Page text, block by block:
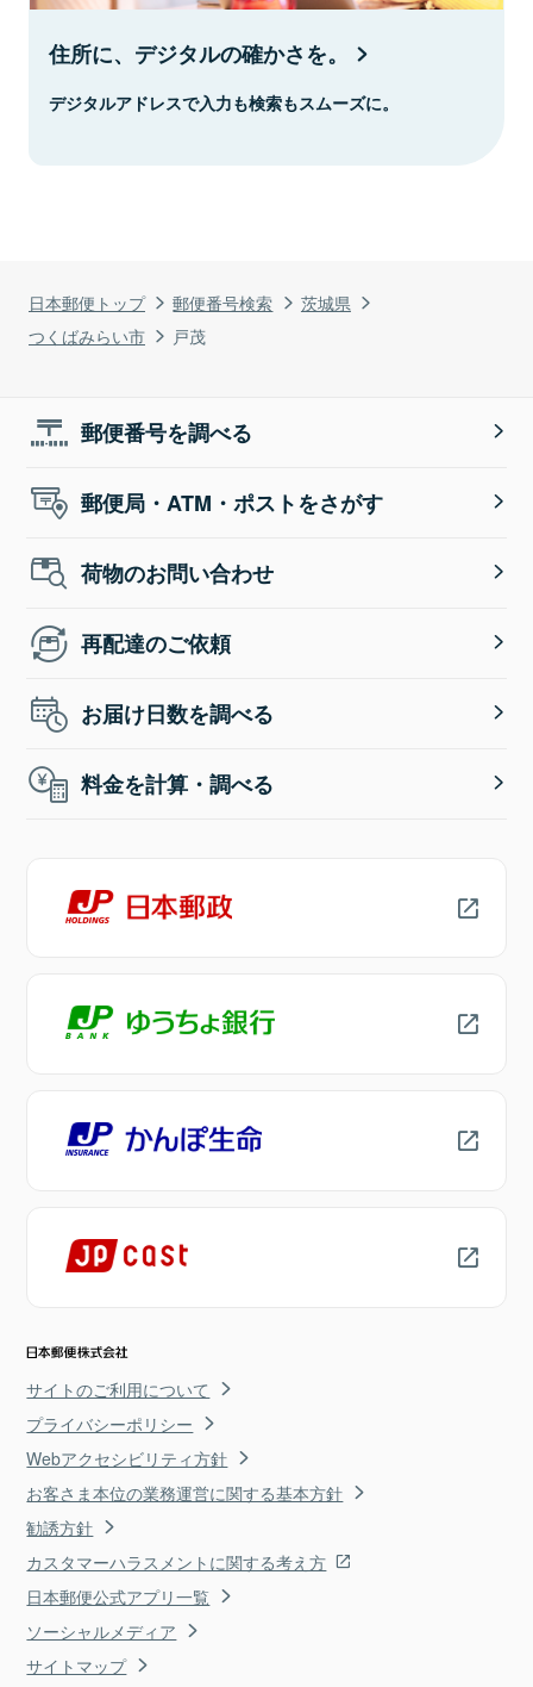
日本郵便トップ 郵便番号検索
茨城県
つくばみらい市
戸茂
住所に、デジタルの確かさを。
デジタルアドレスで入力も検索もスムーズに。
郵便番号を調べる
郵便局・ATM・ポストをさがす
荷物のお問い合わせ
再配達のご依頼
お届け日数を調べる
料金を計算・調べる
サイトのご利用について
プライバシーポリシー
Webアクセシビリティ方針
お客さま本位の業務運営に関する基本方針
勧誘方針
カスタマーハラスメントに関する考え方
日本郵便公式アプリ一覧
ソーシャルメディア
サイトマップ